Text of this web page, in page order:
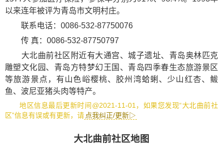
以来连年被评为青岛市文明村庄。
联系电话：0086-532-87750076
传 真：0086-532-87750797
大北曲前社区附近有大通宫、城子遗址、 青岛奥林匹克
雕塑文化园 、 青岛方特梦幻王国 、 青岛四季春生态旅游景区
等旅游景点，有山色峪樱桃、 胶州湾蛤蜊 、 少山红杏、 鲅
鱼、 波尼亚猪头肉等特产。
地区信息最后更新时间@2021-11-01，如果您发现“大北曲前社
区”信息有误或有更新，请 点我纠正/更新▷
大北曲前社区地图